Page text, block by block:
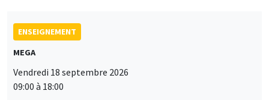
ENSEIGNEMENT
MEGA
Vendredi 18 septembre 2026
09:00 à 18:00